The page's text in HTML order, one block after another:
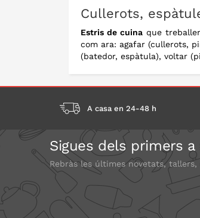
Cullerots,
Estris de cuinaque
com ara: agafar (cullerots,
(batedor, espàtula), voltar
A casa en 24-48 h
Sigues dels primers
Rebràs les últimes novetats,